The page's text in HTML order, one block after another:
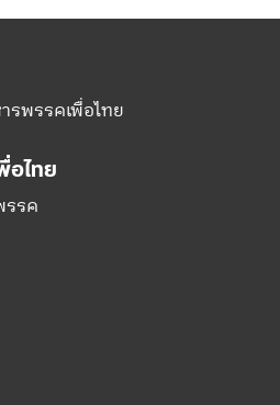
รพรรคเพื่อไทย
อไทย
รค